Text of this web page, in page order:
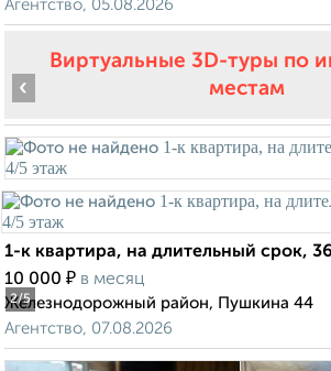
Агентство, 05.08.2026
Виртуальные 3D-туры по
местам
2/5
‹
1-к квартира, на длительный срок,
10 000 ₽ в месяц
Железнодорожный район, Пушкина 44
Агентство, 07.08.2026